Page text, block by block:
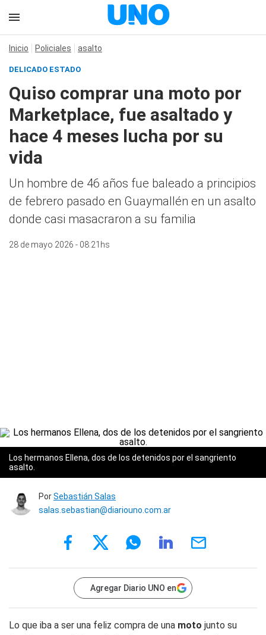
Inicio Policiales asalto
DELICADO ESTADO
Quiso comprar una moto por
Marketplace, fue asaltado y
hace 4 meses lucha por su
vida
Un hombre de 46 años fue baleado a principios
de febrero pasado en Guaymallén en un asalto
donde casi masacraron a su familia
28 de mayo 2026 - 08:21hs
Los hermanos Ellena, dos de los detenidos por el sangriento
asalto.
PorSebastián Salas
salas.sebastian@diariouno.com.ar
Agregar Diario UNO en
Lo que iba a ser una feliz compra de una moto junto su